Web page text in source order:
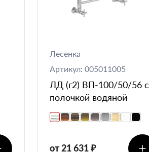
Лесенка
Артикул: 005011005
ЛД (г2) ВП-100/50/56 с
полочкой водяной
от 21 631 ₽